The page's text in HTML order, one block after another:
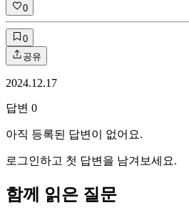
0
0
공유
2024.12.17
답변 0
아직 등록된 답변이 없어요.
로그인하고 첫 답변을 남겨보세요.
함께 읽은 질문